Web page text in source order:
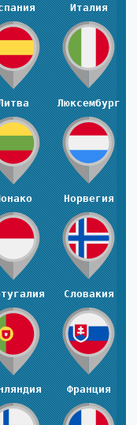
Италия
Люксембург
Норвегия
Словакия
Франция